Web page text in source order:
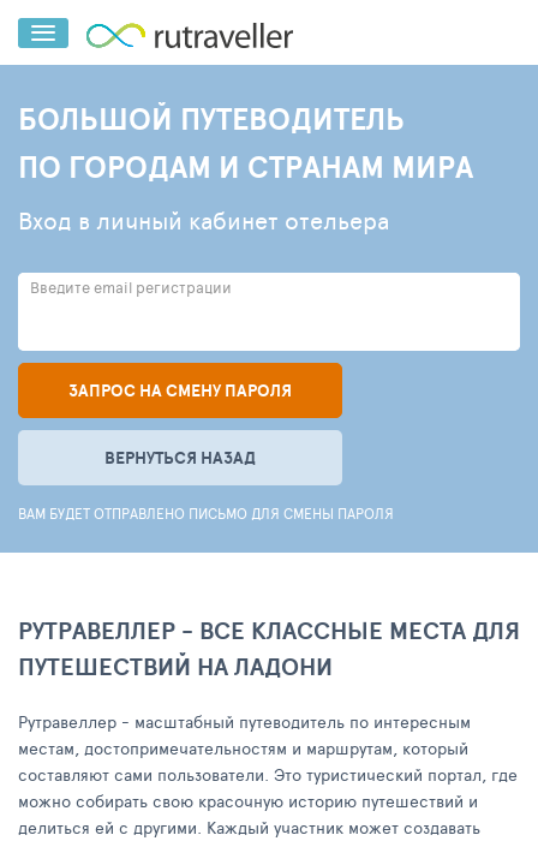
БОЛЬШОЙ ПУТЕВОДИТЕЛЬ
ПО ГОРОДАМ И СТРАНАМ МИРА
Вход в личный кабинет отельера
Введите email регистрации
ЗАПРОС НА СМЕНУ ПАРОЛЯ
ВЕРНУТЬСЯ НАЗАД
ВАМ БУДЕТ ОТПРАВЛЕНО ПИСЬМО ДЛЯ СМЕНЫ ПАРОЛЯ
РУТРАВЕЛЛЕР - ВСЕ КЛАССНЫЕ МЕСТА ДЛЯ
ПУТЕШЕСТВИЙ НА ЛАДОНИ
Рутравеллер - масштабный путеводитель по интересным
местам, достопримечательностям и маршрутам, который
составляют сами пользователи. Это туристический портал, где
можно собирать свою красочную историю путешествий и
делиться ей с другими. Каждый участник может создавать